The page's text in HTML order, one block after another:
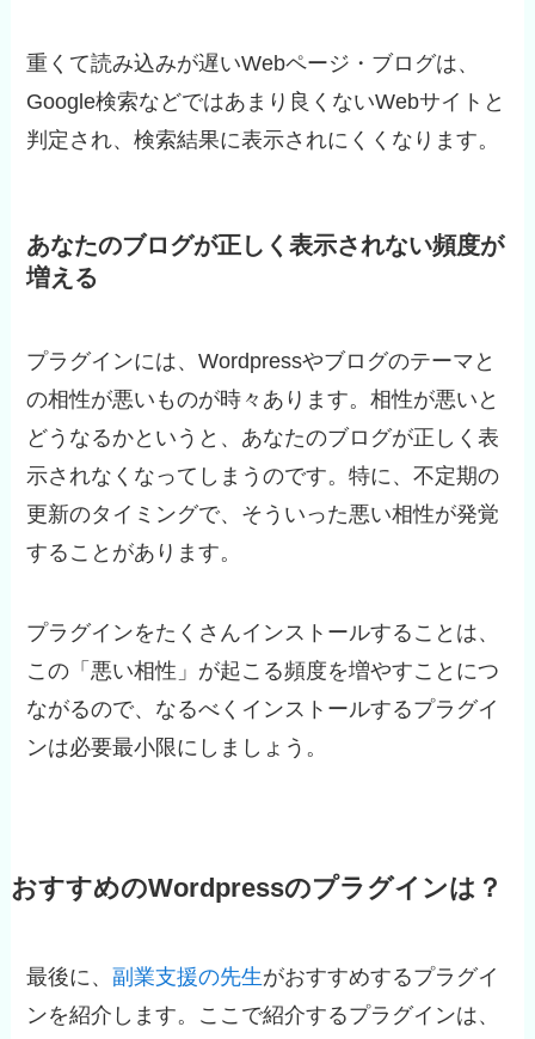
重くて読み込みが遅いWebページ・ブログは、
Google検索などではあまり良くないWebサイトと
判定され、検索結果に表示されにくくなります。
あなたのブログが正しく表示されない頻度が
増える
プラグインには、Wordpressやブログのテーマと
の相性が悪いものが時々あります。相性が悪いと
どうなるかというと、あなたのブログが正しく表
示されなくなってしまうのです。特に、不定期の
更新のタイミングで、そういった悪い相性が発覚
することがあります。
プラグインをたくさんインストールすることは、
この「悪い相性」が起こる頻度を増やすことにつ
ながるので、なるべくインストールするプラグイ
ンは必要最小限にしましょう。
おすすめのWordpressのプラグインは？
最後に、副業支援の先生がおすすめするプラグイ
ンを紹介します。ここで紹介するプラグインは、